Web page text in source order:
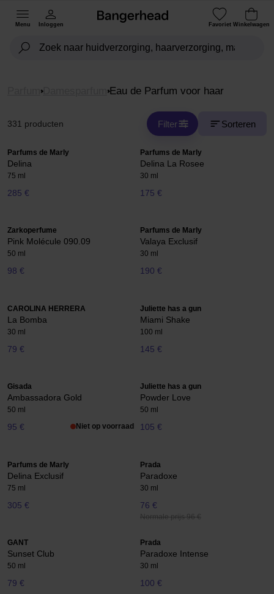
Menu Inloggen Favoriet Winkelwagen
Damesparfum Eau de Parfum voor haar
331 producten Filter Sorteren
Parfums de Marly
Delina
75 ml
285 €
Parfums de Marly
Delina La Rosee
30 ml
175 €
Zarkoperfume
Pink Molécule 090.09
50 ml
98 €
Parfums de Marly
Valaya Exclusif
30 ml
190 €
CAROLINA HERRERA
La Bomba
30 ml
79 €
Juliette has a gun
Miami Shake
100 ml
145 €
Gisada
Ambassadora Gold
50 ml
95 € Niet op voorraad
Juliette has a gun
Powder Love
50 ml
105 €
Parfums de Marly
Delina Exclusif
75 ml
305 €
Prada
Paradoxe
30 ml
76 €
Normale prijs 96 €
GANT
Sunset Club
50 ml
79 €
Prada
Paradoxe Intense
30 ml
100 €